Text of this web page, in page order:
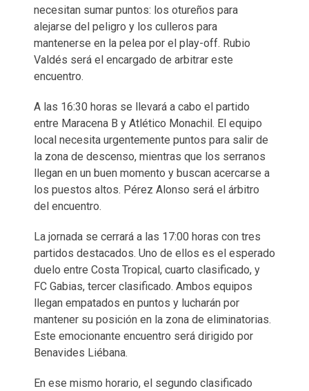
necesitan sumar puntos: los otureños para
alejarse del peligro y los culleros para
mantenerse en la pelea por el play-off. Rubio
Valdés será el encargado de arbitrar este
encuentro.
A las 16:30 horas se llevará a cabo el partido
entre Maracena B y Atlético Monachil. El equipo
local necesita urgentemente puntos para salir de
la zona de descenso, mientras que los serranos
llegan en un buen momento y buscan acercarse a
los puestos altos. Pérez Alonso será el árbitro
del encuentro.
La jornada se cerrará a las 17:00 horas con tres
partidos destacados. Uno de ellos es el esperado
duelo entre Costa Tropical, cuarto clasificado, y
FC Gabias, tercer clasificado. Ambos equipos
llegan empatados en puntos y lucharán por
mantener su posición en la zona de eliminatorias.
Este emocionante encuentro será dirigido por
Benavides Liébana.
En ese mismo horario, el segundo clasificado